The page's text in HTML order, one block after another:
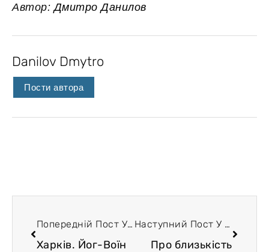
Автор:Дмитро Данилов
Danilov Dmytro
Пости автора
Попередній Пост У Блозі
Харків. Йог-Воїн
Наступний Пост У Блозі
Про близькість